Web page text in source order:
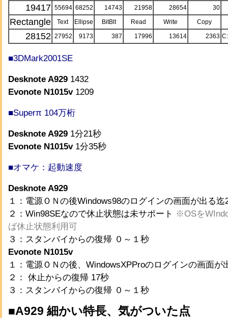
19417 55694 68252 14743 21958 28654 30
Rectangle Text Ellipse BitBlt Read Write Copy
28152 27952 9173 387 17996 13614 2363
■3DMark2001SE
Desknote A929 1432
Evonote N1015v1209
■Superπ 104万桁
Desknote A929 1分21秒
Evonote N1015v1分35秒
■オマケ：起動速度
Desknote A929
１：電源ＯＮの後Windows98のログインの画面が出る迄
２：Win98SEなので休止状態は未サポート ※OSを
ば休止状態利用可
３：スタンバイからの復帰 ０～１秒
Evonote N1015v
１：電源ＯＮの後、WindowsXPProのログインの画面が
２： 休止からの復帰 17秒
３：スタンバイからの復帰 ０～１秒
■A929 細かい特長、気がついた点